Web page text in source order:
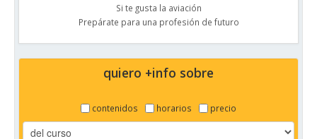
Si te gusta la aviación
Prepárate para una profesión de futuro
quiero +info sobre
contenidos horarios precio